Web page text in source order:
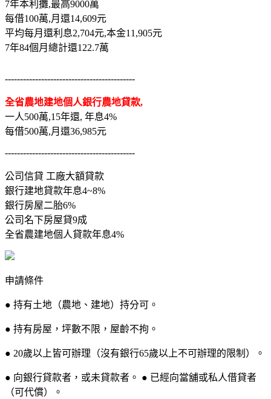
7年本利攤,最高9000萬
每借100萬,月還14,609元
平均每月還利息2,704元,本金11,905元
7年84個月總計還122.7萬
-------------------------------------------
全省農地建地個人銀行農地貸款,
一人500萬,15年還, 年息4%
每借500萬,月還36,985元
-------------------------------------------
公司信貸 工廠大額貸款
銀行建地貸款年息4~8%
銀行房屋二胎6%
公司名下房屋貸9成
全省農建地個人貸款年息4%
申請條件
● 持有土地（農地、建地）持分可。
● 持有房屋，坪數不限，屋齡不拘。
● 20歲以上皆可辦理（沒有銀行65歲以上不可辦理的限制）。
● 向銀行貸款者，或未貸款者。 ● 已經向當舖或私人借貸者
（可代償）。